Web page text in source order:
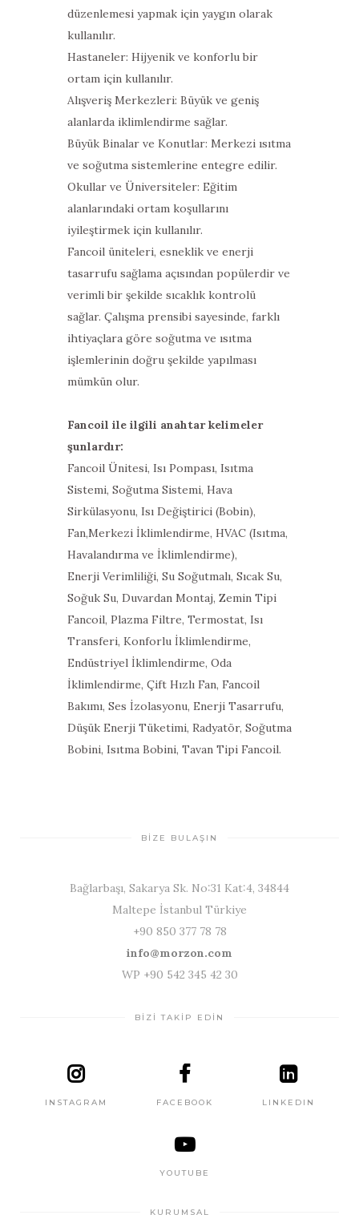
düzenlemesi yapmak için yaygın olarak
kullanılır.
Hastaneler: Hijyenik ve konforlu bir
ortam için kullanılır.
Alışveriş Merkezleri: Büyük ve geniş
alanlarda iklimlendirme sağlar.
Büyük Binalar ve Konutlar: Merkezi ısıtma
ve soğutma sistemlerine entegre edilir.
Okullar ve Üniversiteler: Eğitim
alanlarındaki ortam koşullarını
iyileştirmek için kullanılır.
Fancoil üniteleri, esneklik ve enerji
tasarrufu sağlama açısından popülerdir ve
verimli bir şekilde sıcaklık kontrolü
sağlar. Çalışma prensibi sayesinde, farklı
ihtiyaçlara göre soğutma ve ısıtma
işlemlerinin doğru şekilde yapılması
mümkün olur.
Fancoil ile ilgili anahtar kelimeler
şunlardır:
Fancoil Ünitesi, Isı Pompası, Isıtma
Sistemi, Soğutma Sistemi, Hava
Sirkülasyonu, Isı Değiştirici (Bobin),
Fan,Merkezi İklimlendirme, HVAC (Isıtma,
Havalandırma ve İklimlendirme),
Enerji Verimliliği, Su Soğutmalı, Sıcak Su,
Soğuk Su, Duvardan Montaj, Zemin Tipi
Fancoil, Plazma Filtre, Termostat, Isı
Transferi, Konforlu İklimlendirme,
Endüstriyel İklimlendirme, Oda
İklimlendirme, Çift Hızlı Fan, Fancoil
Bakımı, Ses İzolasyonu, Enerji Tasarrufu,
Düşük Enerji Tüketimi, Radyatör, Soğutma
Bobini, Isıtma Bobini, Tavan Tipi Fancoil.
BİZE BULAŞIN
Bağlarbaşı, Sakarya Sk. No:31 Kat:4, 34844
Maltepe İstanbul Türkiye
+90 850 377 78 78
info@morzon.com
WP +90 542 345 42 30
BİZİ TAKİP EDİN
INSTAGRAM FACEBOOK
YOUTUBE
LINKEDIN
KURUMSAL